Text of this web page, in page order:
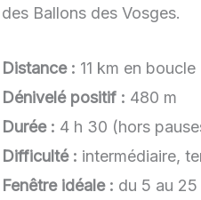
des Ballons des Vosges.
Distance : 11 km en boucle
Dénivelé positif : 480 m
Durée : 4 h 30 (hors
Difficulté : intermédiaire,
Fenêtre idéale : du 5 au